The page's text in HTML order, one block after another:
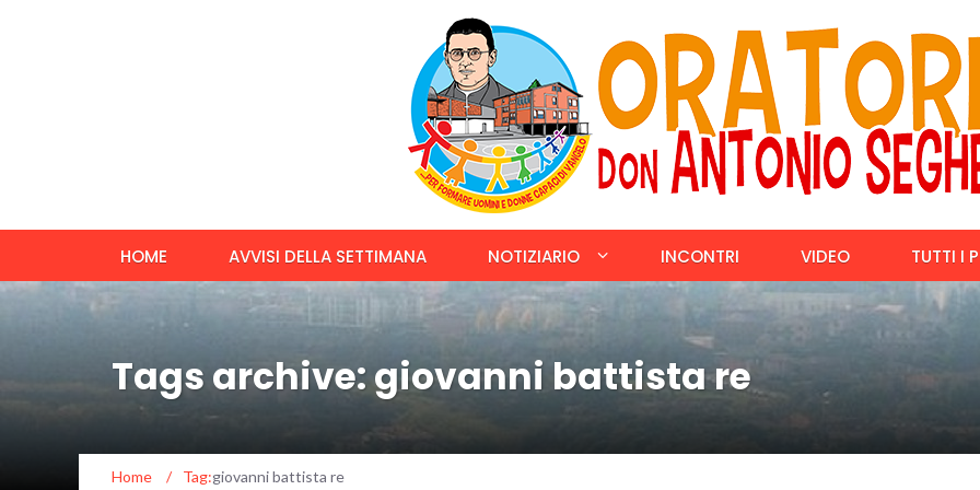
HOME AVVISI DELLA SETTIMANA NOTIZIARIO INCONTRI VIDEO TUTTI I
Tags archive: giovanni battista re
Home / Tag:giovanni battista re